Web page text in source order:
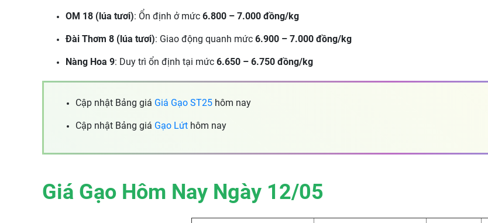
OM 18 (lúa tươi): Ổn định ở mức 6.800 – 7.000 đồng/kg
Đài Thơm 8 (lúa tươi): Giao động quanh mức 6.900 – 7.000 đồng/kg
Nàng Hoa 9: Duy trì ổn định tại mức 6.650 – 6.750 đồng/kg
Cập nhật Bảng giá Giá Gạo ST25 hôm nay
Cập nhật Bảng giá Gạo Lứt hôm nay
Giá Gạo Hôm Nay Ngày 12/05